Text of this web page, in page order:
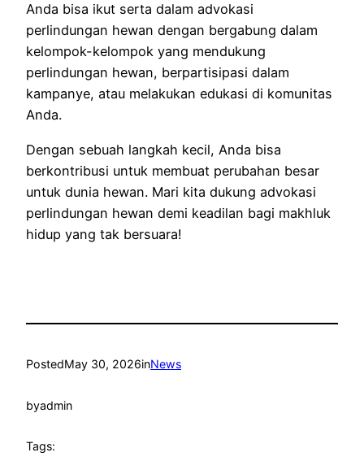
Anda bisa ikut serta dalam advokasi
perlindungan hewan dengan bergabung dalam
kelompok-kelompok yang mendukung
perlindungan hewan, berpartisipasi dalam
kampanye, atau melakukan edukasi di komunitas
Anda.
Dengan sebuah langkah kecil, Anda bisa
berkontribusi untuk membuat perubahan besar
untuk dunia hewan. Mari kita dukung advokasi
perlindungan hewan demi keadilan bagi makhluk
hidup yang tak bersuara!
PostedMay 30, 2026inNews
byadmin
Tags: